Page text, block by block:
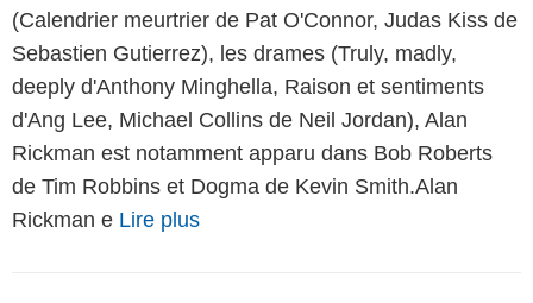
(Calendrier meurtrier de Pat O'Connor, Judas Kiss de
Sebastien Gutierrez), les drames (Truly, madly,
deeply d'Anthony Minghella, Raison et sentiments
d'Ang Lee, Michael Collins de Neil Jordan), Alan
Rickman est notamment apparu dans Bob Roberts
de Tim Robbins et Dogma de Kevin Smith.Alan
Rickman e Lire plus